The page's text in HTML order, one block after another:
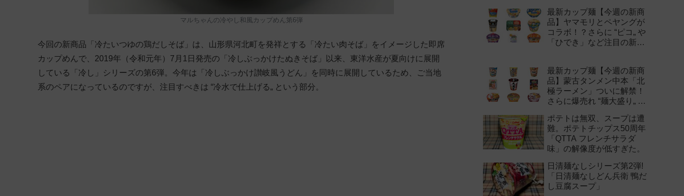
マルちゃんの冷やし和風カップめん第6弾
今回の新商品「冷たいつゆの鶏だしそば」は、山形県河北町を発祥とする「冷たい肉そば」をイメージした即席
カップめんで、2019年（令和元年）7月1日発売の「冷しぶっかけたぬきそば」以来、東洋水産が夏向けに展開
している「冷し」シリーズの第6弾。今年は「冷しぶっかけ讃岐風うどん」を同時に展開しているため、ご当地
系のペアになっているのですが、注目すべきは “冷水で仕上げる„ という部分。
作まとめ！
最新カップ麺【今週の新商
品】ヤマモリとペヤングが
コラボ！？さらに “ピコ„ や
「ひでき」など注目の新作
最新カップ麺【今週の新商
品】蒙古タンメン中本「北
極ラーメン」ついに解禁！
さらに爆売れ “麺大盛り„ シ
作まとめ！
ポテトは無双、スープは遭
難。ポテトチップス50周年
「QTTA フレンチサラダ
味」の解像度が低すぎた。
日清麺なしシリーズ第2弾!
「日清麺なしどん兵衛 鴨だ
し豆腐スープ」